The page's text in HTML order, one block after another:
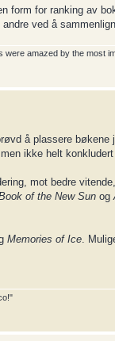
form for ranking av
ved å
amazed by the most
å plassere
ikke helt
mot bedre
of the New Sun og
Memories of Ice .